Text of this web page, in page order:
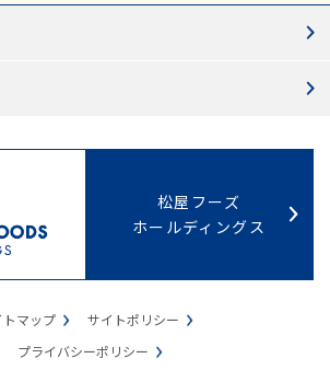
松屋フーズ
ホールディングス
トマップ
サイトポリシー
プライバシーポリシー